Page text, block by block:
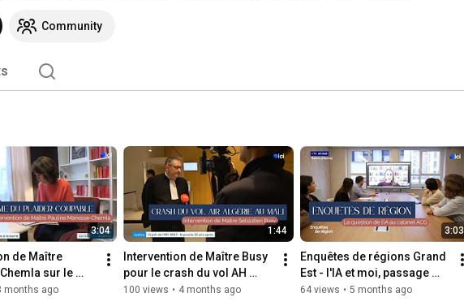
Châlons, Troyes, Vitry-le-François, Ste Ménehould) et à Paris.
Community
3:04
de Maître
sur le
months ago
1:44
Intervention de Maître Busy
pour le crash du vol AH
5017 de Swiftair
100 views • 4 months ago
3:03
Enquêtes de régions Grand
Est - l'IA et moi, passage
ACG
64 views • 5 months ago